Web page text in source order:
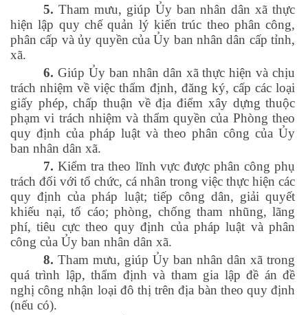
5. Tham mưu, giúp Ủy ban nhân dân xã thực
hiện lập quy chế quản lý kiến trúc theo phân công,
phân cấp và ủy quyền của Ủy ban nhân dân cấp tỉnh,
xã.
6. Giúp Ủy ban nhân dân xã thực hiện và chịu
trách nhiệm về việc thẩm định, đăng ký, cấp các loại
giấy phép, chấp thuận về địa điểm xây dựng thuộc
phạm vi trách nhiệm và thẩm quyền của Phòng theo
quy định của pháp luật và theo phân công của Ủy
ban nhân dân xã.
7. Kiểm tra theo lĩnh vực được phân công phụ
trách đối với tổ chức, cá nhân trong việc thực hiện các
quy định của pháp luật; tiếp công dân, giải quyết
khiếu nại, tố cáo; phòng, chống tham nhũng, lãng
phí, tiêu cực theo quy định của pháp luật và phân
công của Ủy ban nhân dân xã.
8. Tham mưu, giúp Ủy ban nhân dân xã trong
quá trình lập, thẩm định và tham gia lập đề án đề
nghị công nhận loại đô thị trên địa bàn theo quy định
(nếu có).